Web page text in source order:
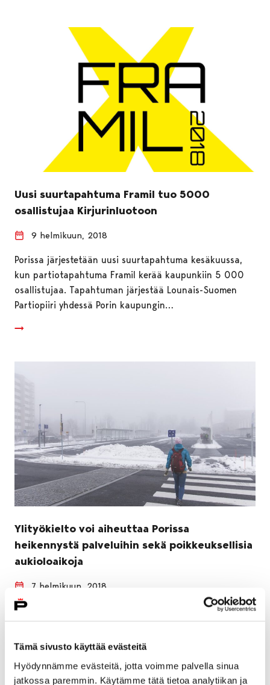
Tämä sivusto käyttää evästeitä
Hyödynnämme evästeitä, jotta voimme palvella sinua
jatkossa paremmin. Käytämme tätä tietoa analytiikan ja
Uusi suurtapahtuma Framil tuo 5000
osallistujaa Kirjurinluotoon
9 helmikuun, 2018
Porissa järjestetään uusi suurtapahtuma kesäkuussa,
kun partiotapahtuma Framil kerää kaupunkiin 5 000
osallistujaa. Tapahtuman järjestää Lounais-Suomen
Partiopiiri yhdessä Porin kaupungin…
Ylityökielto voi aiheuttaa Porissa
heikennystä palveluihin sekä poikkeuksellisia
aukioloaikoja
7 helmikuun, 2018
Useiden kunta-alan työntekijäjärjestöjen julistamat
ylityö- ja vuoronvaihtokiellot vaikuttavat myös jossain
määrin Porin palveluihin. Yksi iso vaikutuksen
alaisuudessa oleva asia on…